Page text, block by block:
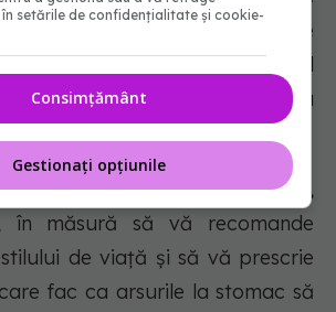
ori pe săptămână. Este
o afecțiune, cum ar fi sindromul
care se poate agrava dacă nu
din domeniul sănătății poate fi,
în măsură să vă recomande
de viață și să vă prescrie
fac ca arsurile la stomac să
setările de confidențialitate și cookie-
Consimțământ
Gestionați opțiunile